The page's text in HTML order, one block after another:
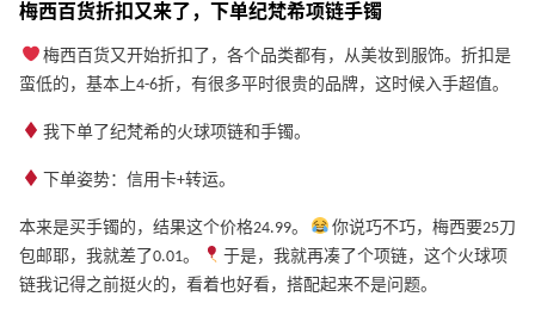
梅西百货折扣又来了，下单纪梵希项链手镯
梅西百货又开始折扣了，各个品类都有，从美妆到服饰。折扣是
蛮低的，基本上4-6折，有很多平时很贵的品牌，这时候入手超值。
我下单了纪梵希的火球项链和手镯。
下单姿势：信用卡+转运。
本来是买手镯的，结果这个价格24.99。
你说巧不巧，梅西要25刀
包邮耶，我就差了0.01。
于是，我就再凑了个项链，这个火球项
链我记得之前挺火的，看着也好看，搭配起来不是问题。